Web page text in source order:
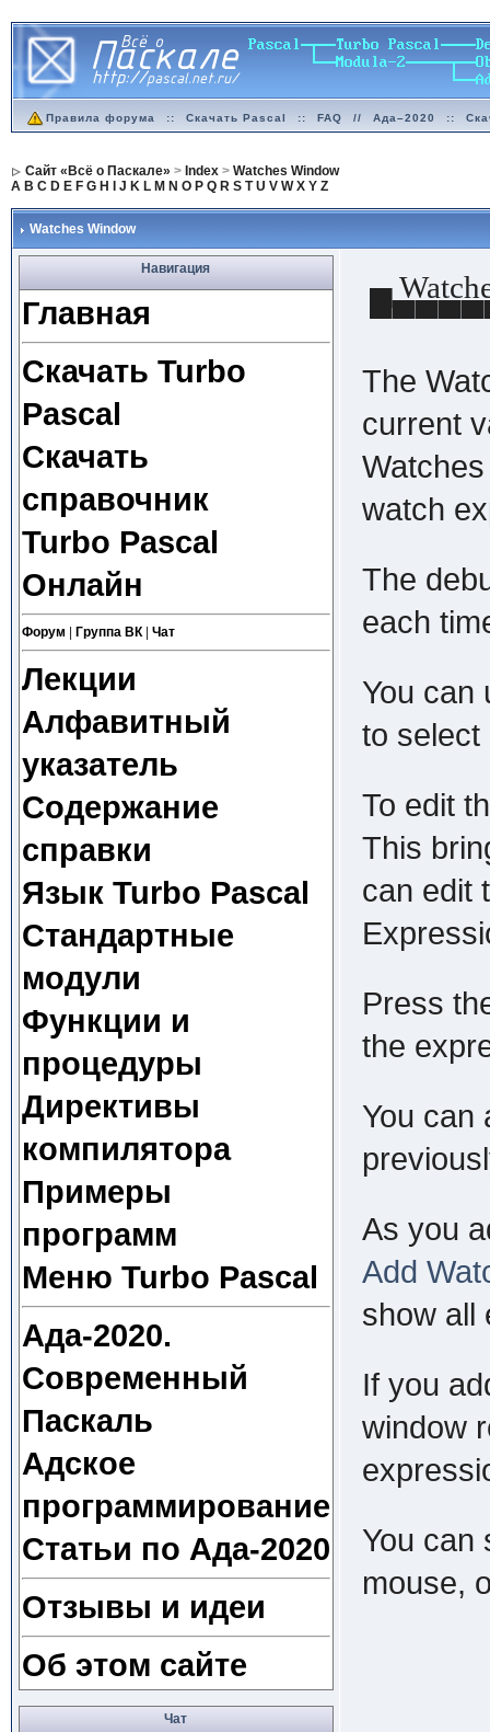
Правила форума :: Скачать Pascal :: FAQ // Ада–2020 ::
Сайт «Всё о Паскале» > Index> Watches Window
A B C D E F G H J K L M N O P Q R S T U V W X Y Z
Watches Window
Навигация
Главная
Скачать Turbo
Pascal
Скачать
справочник
Turbo Pascal
Онлайн
Форум Группа ВК| Чат
Лекции
Алфавитный
указатель
Содержание
справки
Язык Turbo Pascal
Стандартные
модули
Функции и
процедуры
Директивы
компилятора
Примеры
программ
Меню Turbo Pascal
Ада-2020.
Современный
Паскаль
Адское
программирование
Статьи по Ада-2020
Отзывы и идеи
Об этом сайте
Чат
▄
The
current
watch
The
each
You can
to select
To edit
This
can edit
Press
the
You can
As you
Add
show all
If you
window
You can
mouse,